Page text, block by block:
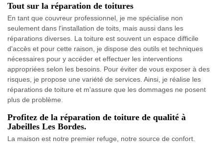
Tout sur la réparation de toitures
En tant que couvreur professionnel, je me spécialise non
seulement dans l'installation de toits, mais aussi dans les
réparations diverses. La toiture est souvent un espace difficile
d'accès et pour cette raison, je dispose des outils et techniques
nécessaires pour y accéder et effectuer les interventions
appropriées selon les besoins. Pour éviter de vous exposer à des
risques, je propose une variété de services. Ainsi, je réalise les
réparations de toiture et m'assure que les dommages ne posent
plus de problème.
Profitez de la réparation de toiture de qualité à
Jabeilles Les Bordes.
La maison est notre premier refuge, notre source de confort.